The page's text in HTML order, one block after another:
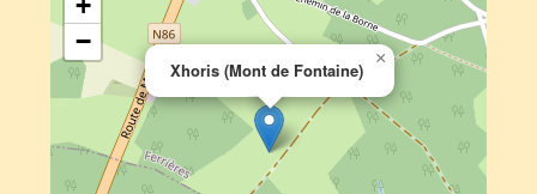
Xhoris (Mont de Fontaine)
×
−